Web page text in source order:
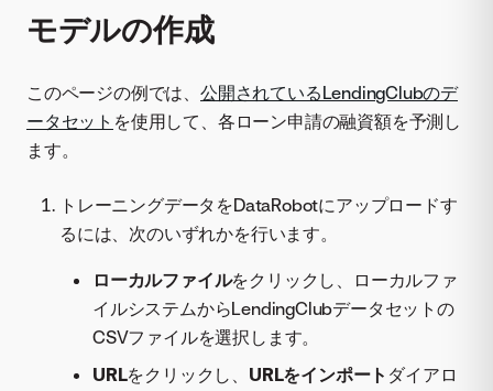
モデルの作成
このページの例では、 公開されているLendingClubのデ
ータセット を使用して、各ローン申請の融資額を予測し
ます。
トレーニングデータをDataRobotにアップロードす
るには、次のいずれかを行います。
ローカルファイルをクリックし、ローカルファ
イルシステムからLendingClubデータセットの
CSVファイルを選択します。
URLをクリックし、 URLをインポート ダイアロ